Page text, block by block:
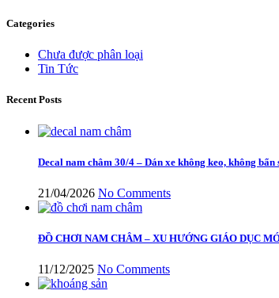
Categories
Chưa được phân loại
Tin Tức
Recent Posts
Decal nam châm 30/4 – Dán xe không keo, không bẩn
21/04/2026 No Comments
ĐỒ CHƠI NAM CHÂM – XU HƯỚNG GIÁO DỤC
11/12/2025 No Comments